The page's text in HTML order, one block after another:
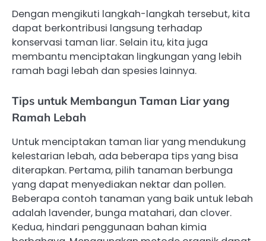
Dengan mengikuti langkah-langkah tersebut, kita
dapat berkontribusi langsung terhadap
konservasi taman liar. Selain itu, kita juga
membantu menciptakan lingkungan yang lebih
ramah bagi lebah dan spesies lainnya.
Tips untuk Membangun Taman Liar yang
Ramah Lebah
Untuk menciptakan taman liar yang mendukung
kelestarian lebah, ada beberapa tips yang bisa
diterapkan. Pertama, pilih tanaman berbunga
yang dapat menyediakan nektar dan pollen.
Beberapa contoh tanaman yang baik untuk lebah
adalah lavender, bunga matahari, dan clover.
Kedua, hindari penggunaan bahan kimia